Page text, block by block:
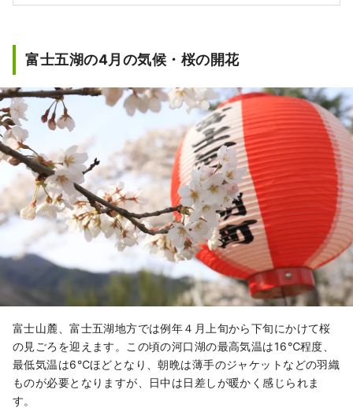
ド」、富士山の天然水「ふじざくら命水」を
使用してつくられた世界一のクラフトビール
「富士桜高原麦酒」、富士山麓地下1000ｍか
ら汲み上げる天然温泉「富士眺望の湯ゆら
り」、ダイナミックな富士山を目の前にスキ
ー・スノーボードなどの雪遊びが楽しめる
「ふじてんスノーリゾート」などを運営して
おります。 四季折々変わる富士山の魅力をこ
こ富士山麓河口湖よりわかりやすく発信して
いきます。
富士五湖の4月の気候・桜の開花
富士山麓、富士五湖地方では例年４月上旬から下旬にかけて桜
の見ごろを迎えます。この頃の河口湖の最高気温は16℃程度、
最低気温は6℃ほどとなり、朝晩は薄手のジャケットなどの羽織
ものが必要となりますが、日中は日差しが暖かく感じられま
す。